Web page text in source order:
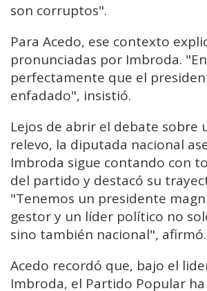
son corruptos".
Para Acedo, ese contexto
pronunciadas por Imbroda.
perfectamente que el
enfadado", insistió.
Lejos de abrir el debate sobre
relevo, la diputada nacional
Imbroda sigue contando con
del partido y destacó su
"Tenemos un presidente
gestor y un líder político no
sino también nacional", afirmó.
Acedo recordó que, bajo el
Imbroda, el Partido Popular